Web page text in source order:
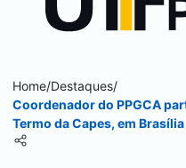
Home/Destaques/
Coordenador do PPGCA
Termo da Capes, em Brasília